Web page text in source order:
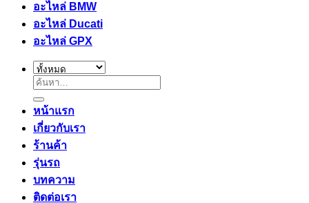
อะไหล่ BMW
อะไหล่ Ducati
อะไหล่ GPX
ค้นหา:
หน้าแรก
เกี่ยวกับเรา
ร้านค้า
รุ่นรถ
บทความ
ติดต่อเรา